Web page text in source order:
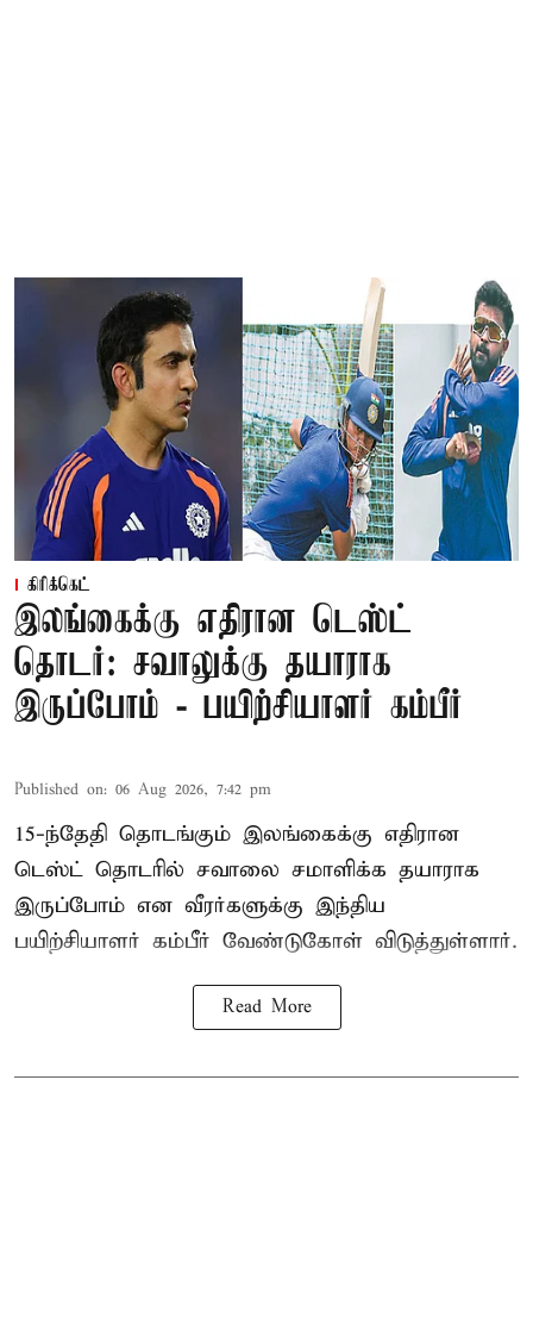
கிரிக்கெட்
இலங்கைக்கு எதிரான டெஸ்ட்
தொடர்: சவாலுக்கு தயாராக
இருப்போம் - பயிற்சியாளர் கம்பீர்
Published on: 06 Aug 2026, 7:42 pm
15-ந்தேதி தொடங்கும் இலங்கைக்கு எதிரான
டெஸ்ட் தொடரில் சவாலை சமாளிக்க தயாராக
இருப்போம் என வீரர்களுக்கு இந்திய
பயிற்சியாளர் கம்பீர் வேண்டுகோள் விடுத்துள்ளார்.
Read More